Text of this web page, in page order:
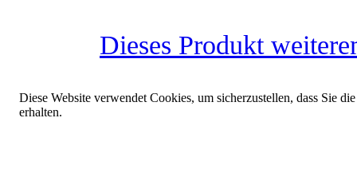
Dieses Produkt
Diese Website verwendet Cookies, um sicherzustellen, dass Sie
erhalten.